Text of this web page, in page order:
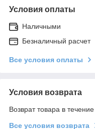
Условия оплаты
Наличными
Безналичный расчет
Все условия оплаты
Условия возврата
Возврат товара в
Все условия возврата